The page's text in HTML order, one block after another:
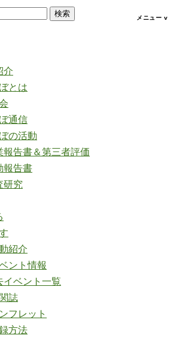
介
とは
通信
の活動
報告書＆第三者評価
報告書
研究
紹介
ント情報
イベント一覧
誌
フレット
方法